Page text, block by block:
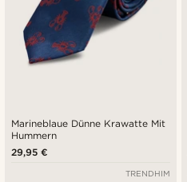
Marineblaue Dünne Krawatte Mit
Hummern
29,95 €
TRENDHIM